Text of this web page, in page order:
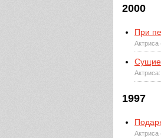
2000
При
Актриса
Сущие
1997
Актриса